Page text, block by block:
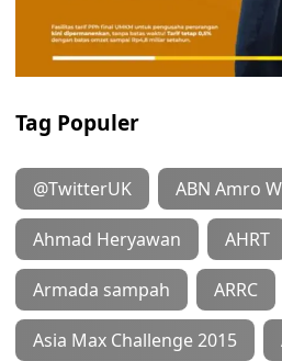
Tag Populer
@TwitterUK ABN Amro
Ahmad Heryawan AHRT
Armada sampah ARRC
Asia Max Challenge 2015